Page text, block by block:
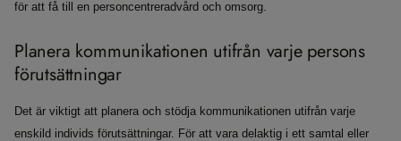
för att få till en personcentreradvård och omsorg.
Planera kommunikationen utifrån varje persons
förutsättningar
Det är viktigt att planera och stödja kommunikationen utifrån varje
enskild individs förutsättningar. För att vara delaktig i ett samtal eller